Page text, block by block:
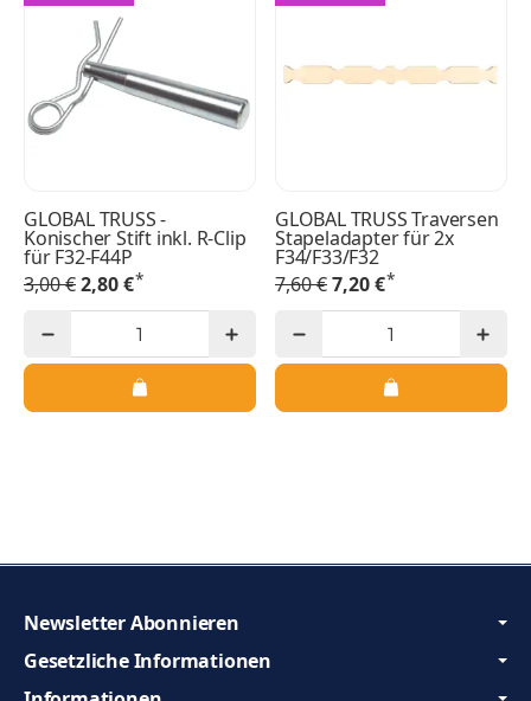
GLOBAL TRUSS -
Konischer Stift inkl. R-Clip
für F32-F44P
3,00 €2,80 €*
GLOBAL TRUSS Traversen
Stapeladapter für 2x
F34/F33/F32
7,60 €7,20 €*
Gesetzliche Informationen
Newsletter Abonnieren